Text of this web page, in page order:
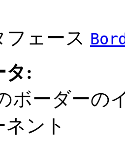
フェース
タ:
ボーダーの
ネント